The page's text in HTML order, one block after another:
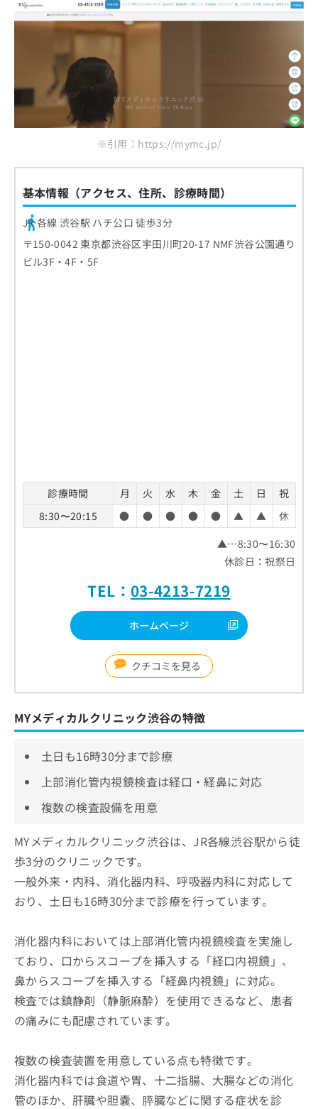
※引用：https://mymc.jp/
基本情報（アクセス、住所、診療時間）
JR 各線 渋谷駅 ハチ公口 徒歩3分
〒150-0042 東京都渋谷区宇田川町20-17 NMF渋谷公園通り
ビル3F・4F・5F
診療時間 月 火 水 木 金 土 日
祝
8:30〜20:15
● ● ● ● ● ▲ ▲
休
▲…8:30〜16:30
休診日：祝祭日
TEL： 03-4213-7219
ホームページ
クチコミを見る
MYメディカルクリニック渋谷の特徴
土日も16時30分まで診療
上部消化管内視鏡検査は経口・経鼻に対応
複数の検査設備を用意
MYメディカルクリニック渋谷は、JR各線渋谷駅から徒
歩3分のクリニックです。
一般外来・内科、消化器内科、呼吸器内科に対応して
おり、土日も16時30分まで診療を行っています。
消化器内科においては上部消化管内視鏡検査を実施し
ており、口からスコープを挿入する「経口内視鏡」、
鼻からスコープを挿入する「経鼻内視鏡」に対応。
検査では鎮静剤（静脈麻酔）を使用できるなど、患者
の痛みにも配慮されています。
複数の検査装置を用意している点も特徴です。
消化器内科では食道や胃、十二指腸、大腸などの消化
管のほか、肝臓や胆嚢、膵臓などに関する症状を診